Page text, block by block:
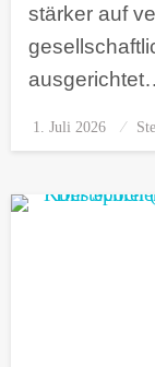
stärker auf
Posted
on
1. Juli 2026